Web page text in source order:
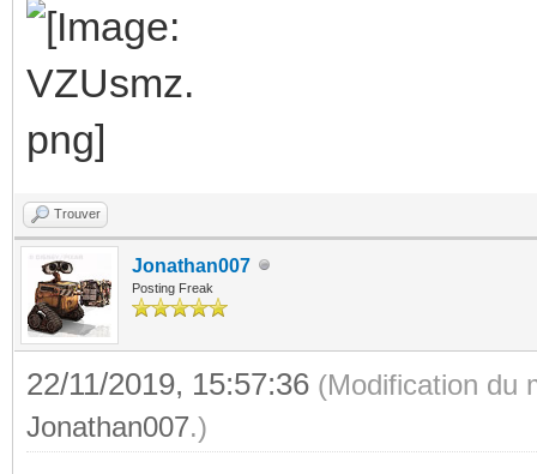
Trouver
Jonathan007
Posting Freak
22/11/2019, 15:57:36 (Modification du
Jonathan007.)